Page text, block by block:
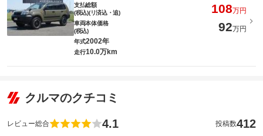
支払総額
(税込)(リ済込・追)
108万円
車両本体価格
(税込)
92万円
年式2002年
走行10.0万km
クルマのクチコミ
レビュー総合 4.1 投稿数412